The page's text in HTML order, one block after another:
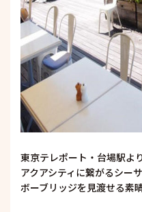
東京テレポート・台場駅よ
アクアシティに繋がるシー
ボーブリッジを見渡せる素